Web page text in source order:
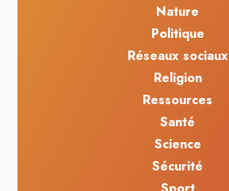
Nature
Politique
Réseaux sociaux
Religion
Ressources
Santé
Science
Sécurité